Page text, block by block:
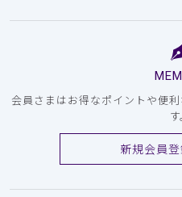
会員さまはお得なポイントや便
す
新規会員